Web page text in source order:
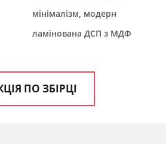
мінімалізм, модерн
ламінована ДСП з МДФ
ПО ЗБІРЦІ